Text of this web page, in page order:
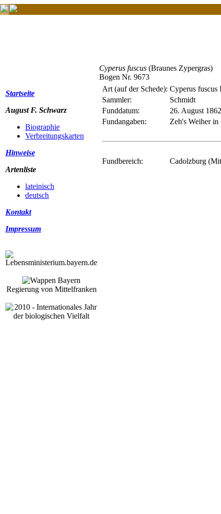
Startseite
August F. Schwarz
Biographie
Verbreitungskarten
Hinweise
Artenliste
lateinisch
deutsch
Kontakt
Impressum
Regierung von Mittelfranken
Cyperus fuscus (Braunes Zypergras)
Bogen Nr. 9673
Art (auf der Schede): Cyperus fuscus
Sammler:
Schmidt
Funddatum:
26. August 1862
Fundangaben:
Zeh's Weiher
Fundbereich: Cadolzburg